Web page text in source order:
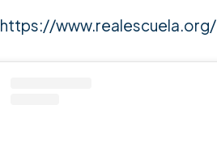
https://www.realescuela.org/